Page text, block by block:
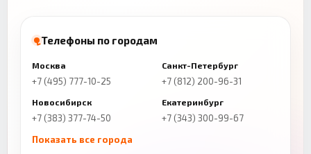
Телефоны по городам
Москва
+7 (495) 777-10-25
Санкт-Петербург
+7 (812) 200-96-31
Новосибирск
+7 (383) 377-74-50
Екатеринбург
+7 (343) 300-99-67
Показать все города